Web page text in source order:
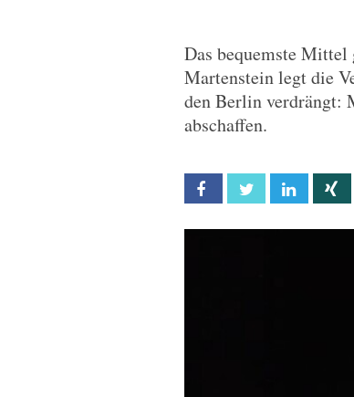
Das bequemste
Martenstein legt die
den Berlin verdrängt:
abschaffen.
Facebook Twitter Linkedin